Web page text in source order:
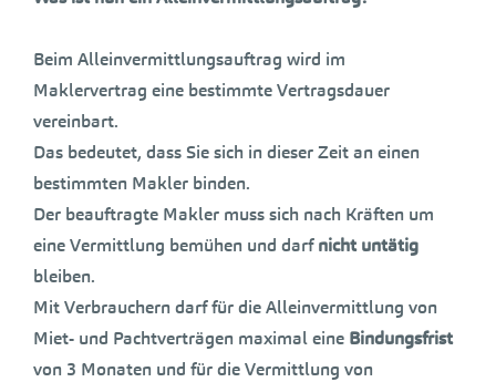
Beim Alleinvermittlungsauftrag wird im
Maklervertrag eine bestimmte Vertragsdauer
vereinbart.
Das bedeutet, dass Sie sich in dieser Zeit an einen
bestimmten Makler binden.
Der beauftragte Makler muss sich nach Kräften um
eine Vermittlung bemühen und darfnicht untätig
bleiben.
Mit Verbrauchern darf für die Alleinvermittlung von
Miet- und Pachtverträgen maximal eine Bindungsfrist
von 3 Monaten und für die Vermittlung von